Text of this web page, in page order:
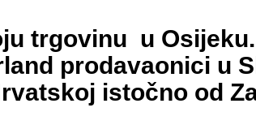
trgovinu u
prodavaonici u
istočno od